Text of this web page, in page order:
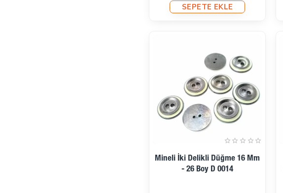
SEPETE EKLE
Ön Sipariş
Mineli İki Delikli Düğme 16 Mm
- 26 Boy D 0014